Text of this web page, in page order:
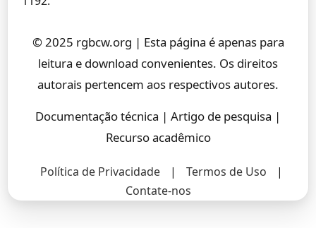
© 2025 rgbcw.org | Esta página é apenas para
leitura e download convenientes. Os direitos
autorais pertencem aos respectivos autores.
Documentação técnica | Artigo de pesquisa |
Recurso acadêmico
Política de Privacidade | Termos de Uso
|
Contate-nos